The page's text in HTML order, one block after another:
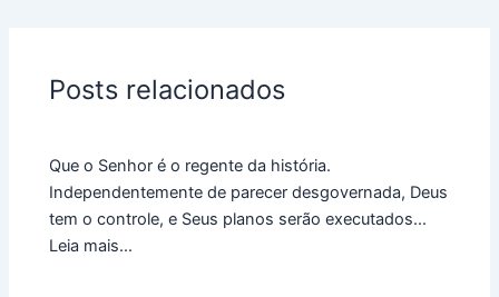
Posts relacionados
Que o Senhor é o regente da história.
Independentemente de parecer desgovernada, Deus
tem o controle, e Seus planos serão executados...
Leia mais...